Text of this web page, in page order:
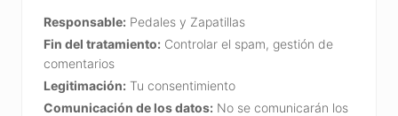
Responsable: Pedales y Zapatillas
Fin del tratamiento: Controlar el spam, gestión de
comentarios
Legitimación: Tu consentimiento
Comunicación de los datos: No se comunicarán los